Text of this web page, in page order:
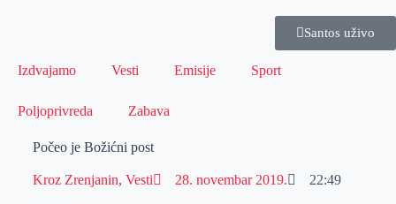
Santos uživo
Izdvajamo Vesti Emisije Sport
Poljoprivreda Zabava
Počeo je Božićni post
Kroz Zrenjanin, Vesti 28. novembar 2019. 22:49